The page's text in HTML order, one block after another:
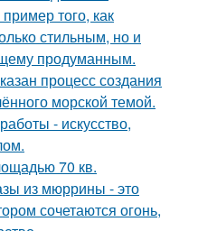
того, как
стильным, но и
продуманным.
процесс создания
морской темой.
- искусство,
70 кв.
из мюррины - это
сочетаются огонь,